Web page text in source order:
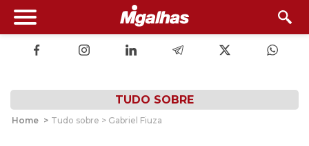
TUDO SOBRE
Home > Tudo sobre > Gabriel Fiuza